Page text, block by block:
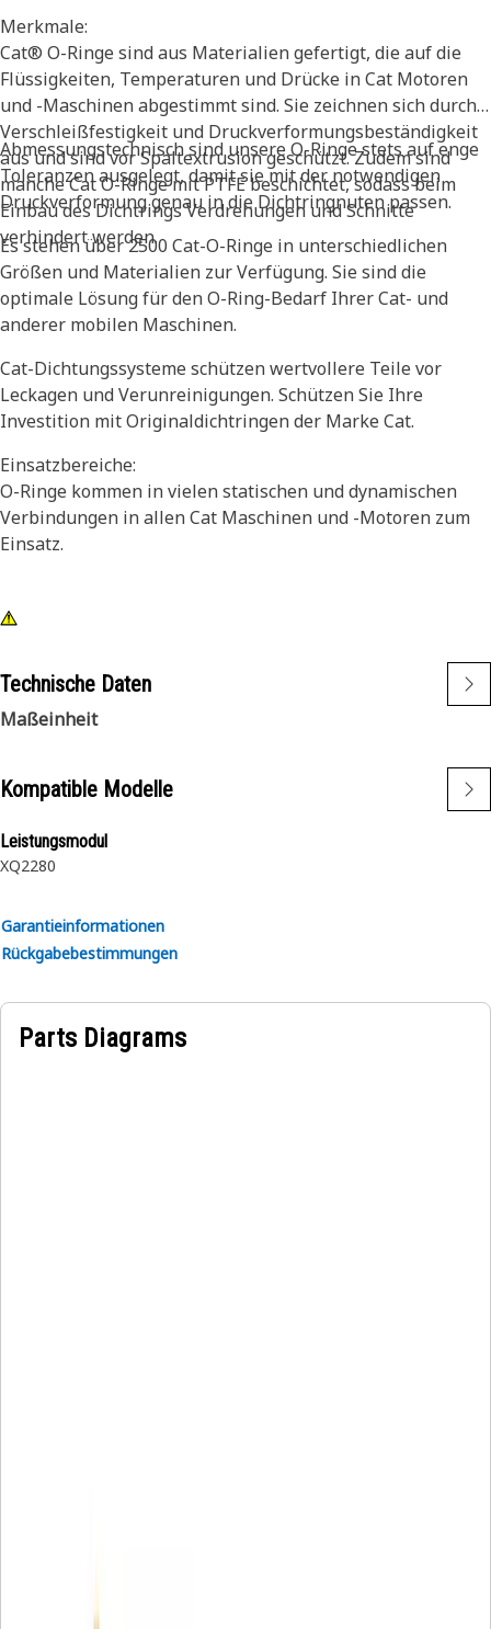
Merkmale:
Cat® O-Ringe sind aus Materialien gefertigt, die auf die
Flüssigkeiten, Temperaturen und Drücke in Cat Motoren
und -Maschinen abgestimmt sind. Sie zeichnen sich durch
Verschleißfestigkeit und Druckverformungsbeständigkeit
aus und sind vor Spaltextrusion geschützt. Zudem sind
manche Cat O-Ringe mit PTFE beschichtet, sodass beim
Einbau des Dichtrings Verdrehungen und Schnitte
verhindert werden.
Abmessungstechnisch sind unsere O-Ringe stets auf enge
Toleranzen ausgelegt, damit sie mit der notwendigen
Druckverformung genau in die Dichtringnuten passen.
Es stehen über 2500 Cat-O-Ringe in unterschiedlichen
Größen und Materialien zur Verfügung. Sie sind die
optimale Lösung für den O-Ring-Bedarf Ihrer Cat- und
anderer mobilen Maschinen.
Cat-Dichtungssysteme schützen wertvollere Teile vor
Leckagen und Verunreinigungen. Schützen Sie Ihre
Investition mit Originaldichtringen der Marke Cat.
Einsatzbereiche:
O-Ringe kommen in vielen statischen und dynamischen
Verbindungen in allen Cat Maschinen und -Motoren zum
Einsatz.
Technische Daten
Maßeinheit
Kompatible Modelle
Leistungsmodul
XQ2280
Garantieinformationen
Rückgabebestimmungen
Parts Diagrams